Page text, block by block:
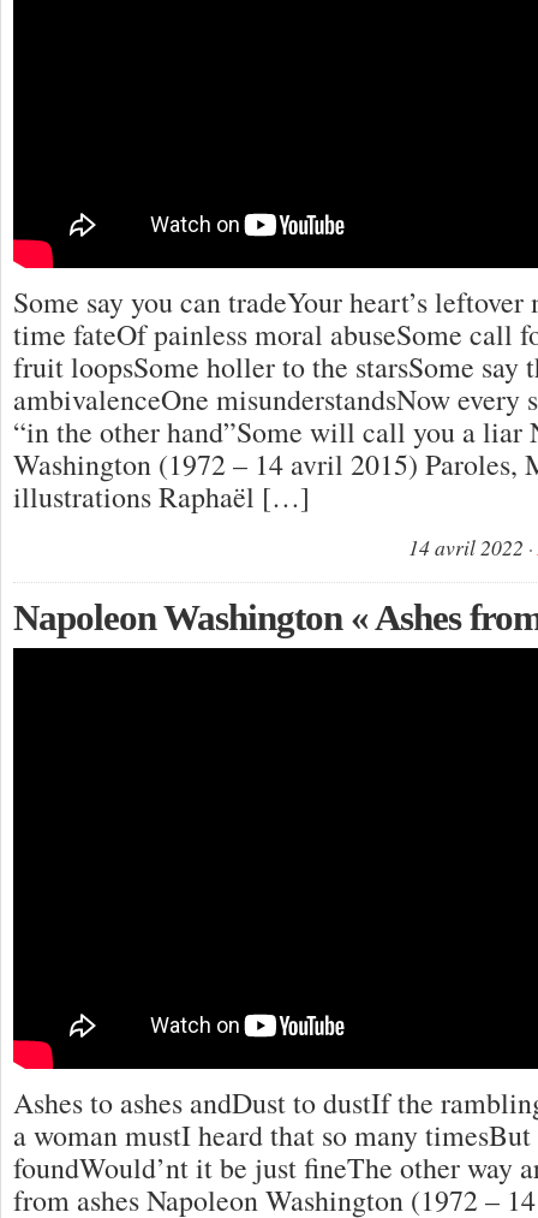
Some say you can tradeYour heart’s
time fateOf painless moral abuseSome call
fruit loopsSome holler to the starsSome say
ambivalenceOne misunderstandsNow every
“in the other hand”Some will call you a liar
Washington (1972 – 14 avril 2015) Paroles,
illustrations Raphaël […]
14 avril 2022
Napoleon Washington « Ashes
Ashes to ashes andDust to dustIf the
a woman mustI heard that so many timesBut
foundWould’nt it be just fineThe other way
from ashes Napoleon Washington (1972 –